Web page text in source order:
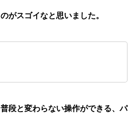
がスゴイなと思いました。
段と変わらない操作ができる、パ